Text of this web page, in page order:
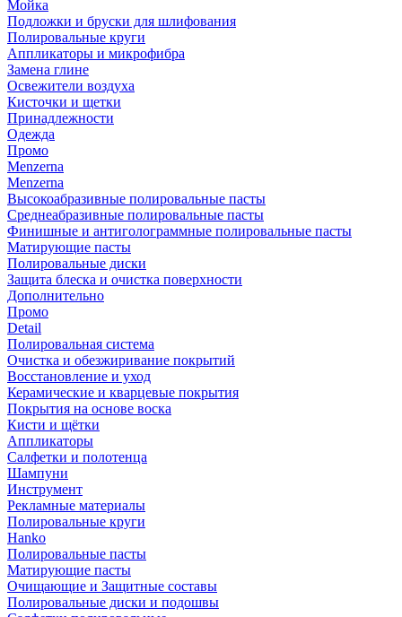
Мойка
Подложки и бруски для шлифования
Полировальные круги
Аппликаторы и микрофибра
Замена глине
Освежители воздуха
Кисточки и щетки
Принадлежности
Одежда
Промо
Menzerna
Menzerna
Высокоабразивные полировальные пасты
Среднеабразивные полировальные пасты
Финишные и антиголограммные полировальные пасты
Матирующие пасты
Полировальные диски
Защита блеска и очистка поверхности
Дополнительно
Промо
Detail
Полировальная система
Очистка и обезжиривание покрытий
Восстановление и уход
Керамические и кварцевые покрытия
Покрытия на основе воска
Кисти и щётки
Аппликаторы
Салфетки и полотенца
Шампуни
Инструмент
Рекламные материалы
Полировальные круги
Hanko
Полировальные пасты
Матирующие пасты
Очищающие и Защитные составы
Полировальные диски и подошвы